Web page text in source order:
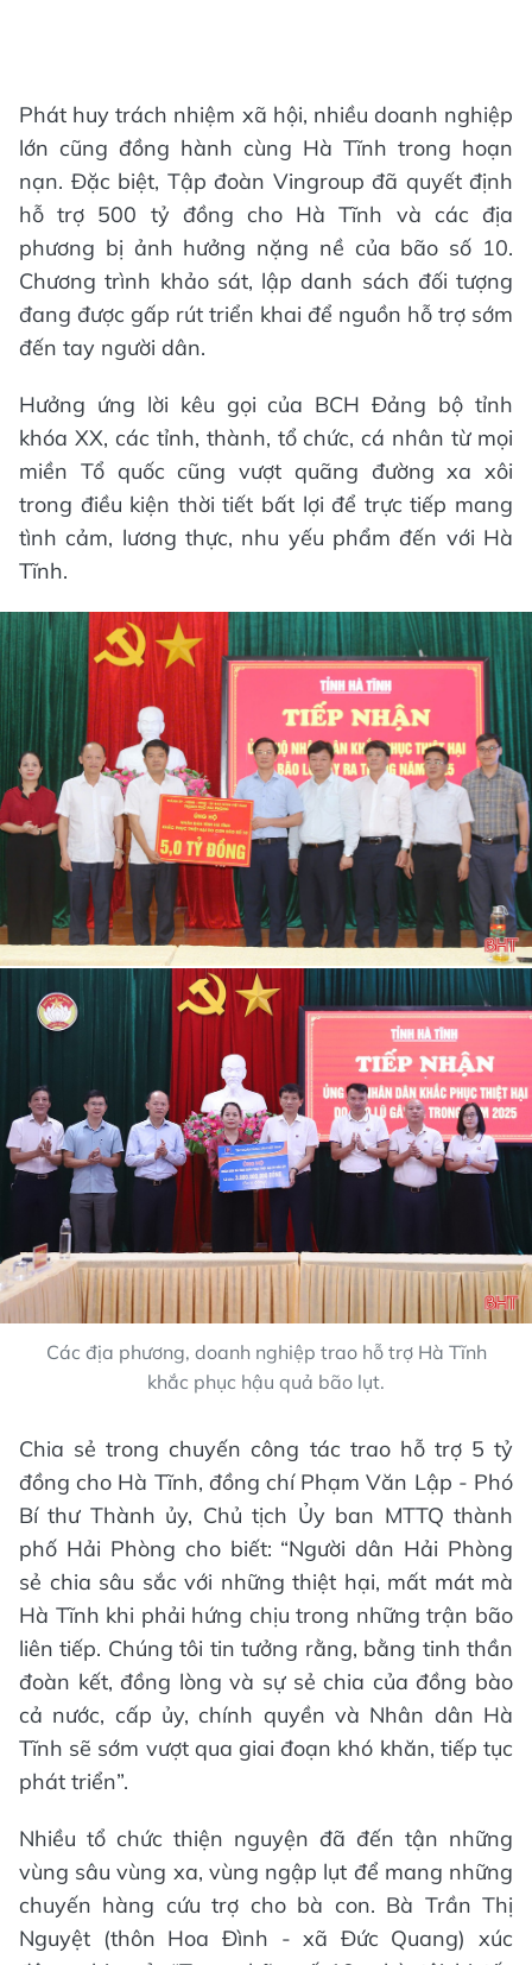
Phát huy trách nhiệm xã hội, nhiều doanh nghiệp
lớn cũng đồng hành cùng Hà Tĩnh trong hoạn
nạn. Đặc biệt, Tập đoàn Vingroup đã quyết định
hỗ trợ 500 tỷ đồng cho Hà Tĩnh và các địa
phương bị ảnh hưởng nặng nề của bão số 10.
Chương trình khảo sát, lập danh sách đối tượng
đang được gấp rút triển khai để nguồn hỗ trợ sớm
đến tay người dân.
Hưởng ứng lời kêu gọi của BCH Đảng bộ tỉnh
khóa XX, các tỉnh, thành, tổ chức, cá nhân từ mọi
miền Tổ quốc cũng vượt quãng đường xa xôi
trong điều kiện thời tiết bất lợi để trực tiếp mang
tình cảm, lương thực, nhu yếu phẩm đến với Hà
Tĩnh.
Các địa phương, doanh nghiệp trao hỗ trợ Hà Tĩnh
khắc phục hậu quả bão lụt.
Chia sẻ trong chuyến công tác trao hỗ trợ 5 tỷ
đồng cho Hà Tĩnh, đồng chí Phạm Văn Lập - Phó
Bí thư Thành ủy, Chủ tịch Ủy ban MTTQ thành
phố Hải Phòng cho biết: “Người dân Hải Phòng
sẻ chia sâu sắc với những thiệt hại, mất mát mà
Hà Tĩnh khi phải hứng chịu trong những trận bão
liên tiếp. Chúng tôi tin tưởng rằng, bằng tinh thần
đoàn kết, đồng lòng và sự sẻ chia của đồng bào
cả nước, cấp ủy, chính quyền và Nhân dân Hà
Tĩnh sẽ sớm vượt qua giai đoạn khó khăn, tiếp tục
phát triển”.
Nhiều tổ chức thiện nguyện đã đến tận những
vùng sâu vùng xa, vùng ngập lụt để mang những
chuyến hàng cứu trợ cho bà con. Bà Trần Thị
Nguyệt (thôn Hoa Đình - xã Đức Quang) xúc